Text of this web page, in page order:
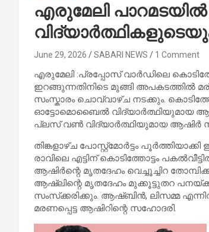
എരുമേലി പാറമടയിൽ
June 29, 2026 SABARI NEWS 1 Comment
എരുമേലി :പ്രപ്പോസ് വാർഡിലെ
ഇറങ്ങുന്നതിനിടെ മുങ്ങി അപകടത്തിൽ
സംസ്കാരം ചൊവ്വാഴ്ച നടക്കും.
ഓട്ടോമൊബൈൽ വിദ്യാർത്ഥിയുമായ
പ്ലസ് വൺ വിദ്യാർത്ഥിയുമായ ആഷിർ
തിങ്കളാഴ്ച പോസ്റ്റ്മോർട്ടം
രാവിലെ എട്ടിന് കൊടിത്തോട്ടം
ആഷിർന്റെ മൃതദേഹം വെച്ചൂച്ചിറ
ആഷ്‌ലിന്റെ മൃതദേഹം മുക്കൂട്ടുതറ
സംസ്‌ക്കരിക്കും. ആഷ്ബിൻ, ലിസമ്മ
മരണപ്പെട്ട ആഷിറിന്റെ സഹോദരി.